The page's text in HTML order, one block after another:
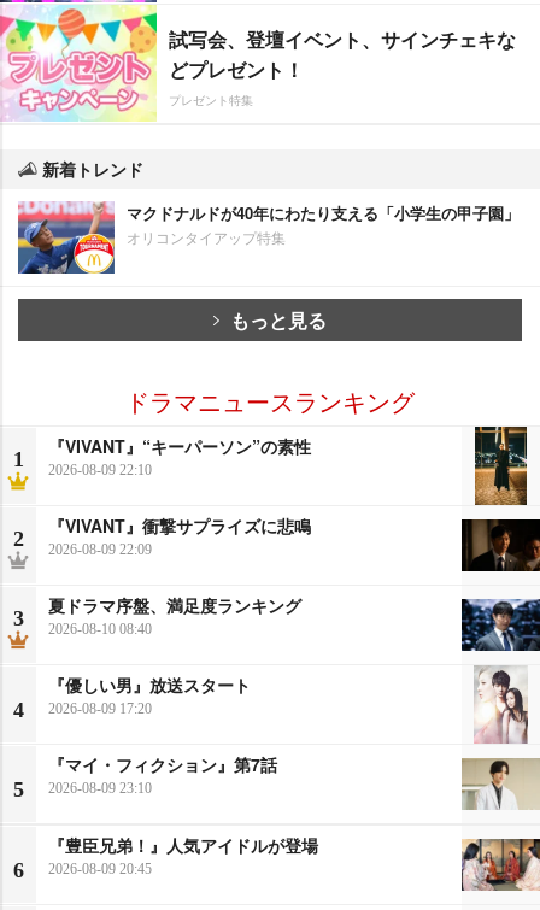
試写会、登壇イベント、サインチェキな
どプレゼント！
プレゼント特集
新着トレンド
マクドナルドが40年にわたり支える「小学生の甲子園」
オリコンタイアップ特集
もっと見る
ドラマニュースランキング
1
『VIVANT』“キーパーソン”の素性
2026-08-09 22:10
2
『VIVANT』衝撃サプライズに悲鳴
2026-08-09 22:09
3
夏ドラマ序盤、満足度ランキング
2026-08-10 08:40
4
『優しい男』放送スタート
2026-08-09 17:20
5
『マイ・フィクション』第7話
2026-08-09 23:10
6
『豊臣兄弟！』人気アイドルが登場
2026-08-09 20:45